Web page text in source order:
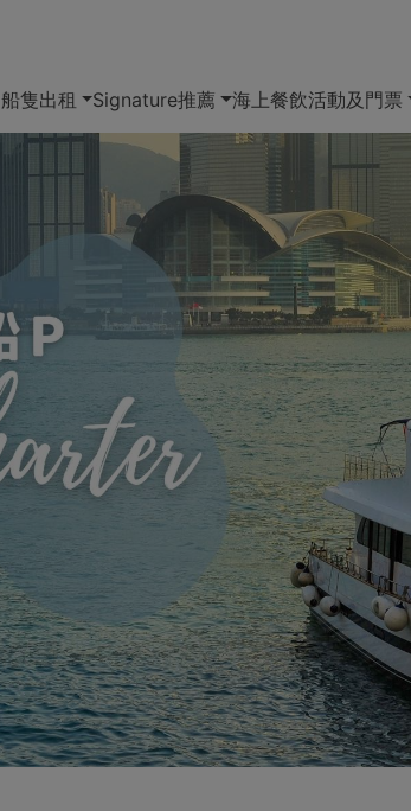
船隻出租 Signature推薦 海上餐飲活動及門票